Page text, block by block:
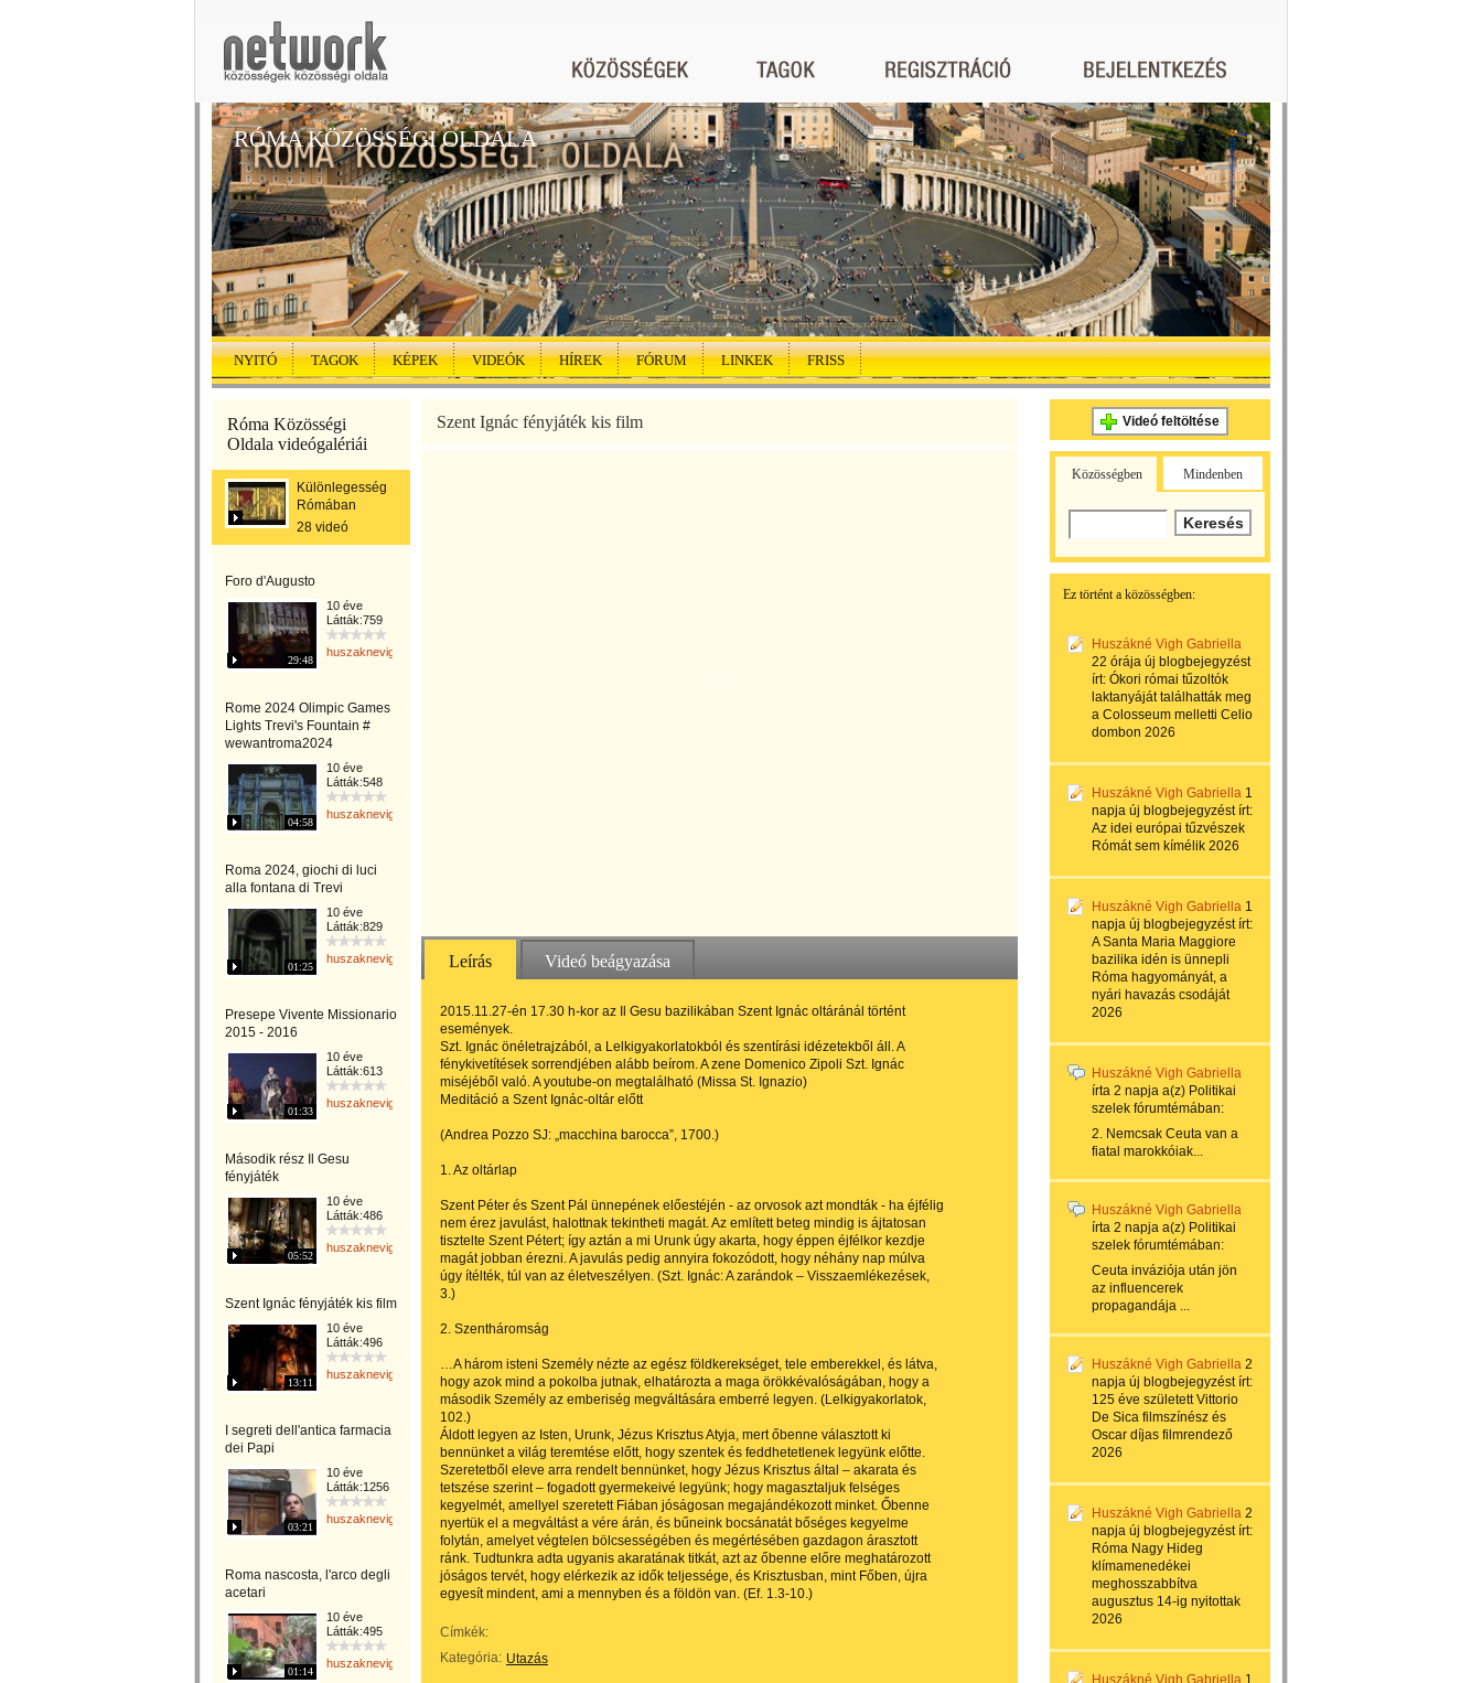
RÓMA KÖZÖSSÉGI OLDALA
NYITÓ TAGOK KÉPEK VIDEÓK HÍREK FÓRUM LINKEK FRISS
Róma Közösségi
Oldala videógalériái
Különlegességek
Rómában
28 videó
Foro d'Augusto
29:48
10 éve
Látták:759
huszaknevighgabriella
Rome 2024 Olimpic Games
Lights Trevi's Fountain #
wewantroma2024
04:58
10 éve
Látták:548
huszaknevighgabriella
Roma 2024, giochi di luci
alla fontana di Trevi
01:25
10 éve
Látták:829
huszaknevighgabriella
Presepe Vivente Missionario
2015 - 2016
01:33
10 éve
Látták:613
huszaknevighgabriella
Második rész Il Gesu
fényjáték
05:52
10 éve
Látták:486
huszaknevighgabriella
Szent Ignác fényjáték kis film
13:11
10 éve
Látták:496
huszaknevighgabriella
I segreti dell'antica farmacia
dei Papi
03:21
10 éve
Látták:1256
huszaknevighgabriella
Roma nascosta, l'arco degli
acetari
01:14
10 éve
Látták:495
huszaknevighgabriella
Szent Ignác fényjáték kis film
Leírás Videó beágyazása
2015.11.27-én 17.30 h-kor az Il Gesu bazilikában Szent Ignác oltáránál történt
események.
Szt. Ignác önéletrajzából, a Lelkigyakorlatokból és szentírási idézetekből áll. A
fénykivetítések sorrendjében alább beírom. A zene Domenico Zipoli Szt. Ignác
miséjéből való. A youtube-on megtalálható (Missa St. Ignazio)
Meditáció a Szent Ignác-oltár előtt
(Andrea Pozzo SJ: „macchina barocca”, 1700.)
1. Az oltárlap
Szent Péter és Szent Pál ünnepének előestéjén - az orvosok azt mondták - ha éjfélig
nem érez javulást, halottnak tekintheti magát. Az említett beteg mindig is ájtatosan
tisztelte Szent Pétert; így aztán a mi Urunk úgy akarta, hogy éppen éjfélkor kezdje
magát jobban érezni. A javulás pedig annyira fokozódott, hogy néhány nap múlva
úgy ítélték, túl van az életveszélyen. (Szt. Ignác: A zarándok – Visszaemlékezések,
3.)
2. Szentháromság
…A három isteni Személy nézte az egész földkerekséget, tele emberekkel, és látva,
hogy azok mind a pokolba jutnak, elhatározta a maga örökkévalóságában, hogy a
második Személy az emberiség megváltására emberré legyen. (Lelkigyakorlatok,
102.)
Áldott legyen az Isten, Urunk, Jézus Krisztus Atyja, mert őbenne választott ki
bennünket a világ teremtése előtt, hogy szentek és feddhetetlenek legyünk előtte.
Szeretetből eleve arra rendelt bennünket, hogy Jézus Krisztus által – akarata és
tetszése szerint – fogadott gyermekeivé legyünk; hogy magasztaljuk felséges
kegyelmét, amellyel szeretett Fiában jóságosan megajándékozott minket. Őbenne
nyertük el a megváltást a vére árán, és bűneink bocsánatát bőséges kegyelme
folytán, amelyet végtelen bölcsességében és megértésében gazdagon árasztott
ránk. Tudtunkra adta ugyanis akaratának titkát, azt az őbenne előre meghatározott
jóságos tervét, hogy elérkezik az idők teljessége, és Krisztusban, mint Főben, újra
egyesít mindent, ami a mennyben és a földön van. (Ef. 1.3-10.)
Címkék:
Kategória: Utazás
Videó feltöltése
Közösségben Mindenben
Ez történt a közösségben:
Huszákné Vigh Gabriella
22 órája új blogbejegyzést
írt: Ókori római tűzoltók
laktanyáját találhatták meg
a Colosseum melletti Celio
dombon 2026
Huszákné Vigh Gabriella 1
napja új blogbejegyzést írt:
Az idei európai tűzvészek
Rómát sem kímélik 2026
Huszákné Vigh Gabriella 1
napja új blogbejegyzést írt:
A Santa Maria Maggiore
bazilika idén is ünnepli
Róma hagyományát, a
nyári havazás csodáját
2026
Huszákné Vigh Gabriella
írta 2 napja a(z) Politikai
szelek fórumtémában:
2. Nemcsak Ceuta van a
fiatal marokkóiak...
Huszákné Vigh Gabriella
írta 2 napja a(z) Politikai
szelek fórumtémában:
Ceuta inváziója után jön
az influencerek
propagandája ...
Huszákné Vigh Gabriella 2
napja új blogbejegyzést írt:
125 éve született Vittorio
De Sica filmszínész és
Oscar díjas filmrendező
2026
Huszákné Vigh Gabriella 2
napja új blogbejegyzést írt:
Róma Nagy Hideg
klímamenedékei
meghosszabbítva
augusztus 14-ig nyitottak
2026
Huszákné Vigh Gabriella 1